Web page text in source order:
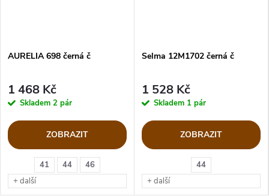
41 44
46
+ další
AURELIA 698 černá č
1 468 Kč
Skladem 2 pár
ZOBRAZIT
44
+ další
Selma 12M1702 černá č
1 528 Kč
Skladem 1 pár
ZOBRAZIT